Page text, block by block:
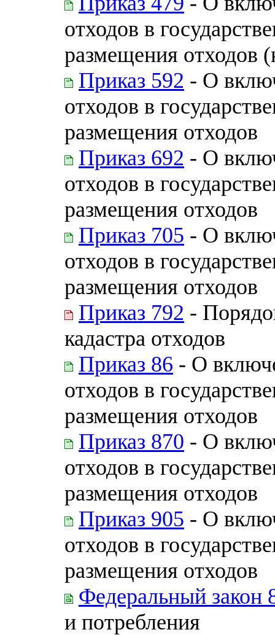
отходов в
размещения отходов
Приказ 592 - О
отходов в
размещения отходов
Приказ 692 - О
отходов в
размещения отходов
Приказ 705 - О
отходов в
размещения отходов
Приказ 792 -
кадастра отходов
Приказ 86 - О
отходов в
размещения отходов
Приказ 870 - О
отходов в
размещения отходов
Приказ 905 - О
отходов в
размещения отходов
Федеральный закон
и потребления